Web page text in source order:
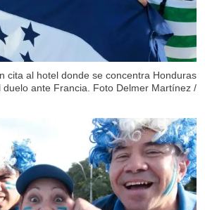
cita al hotel donde se concentra Honduras
duelo ante Francia. Foto Delmer Martínez /